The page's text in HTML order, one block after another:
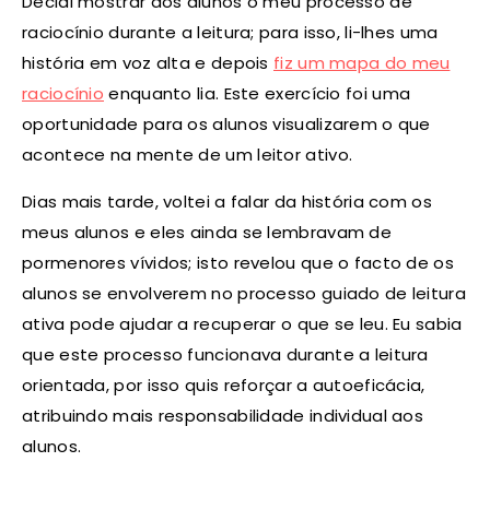
raciocínio durante a leitura; para isso, li-lhes uma
história em voz alta e depois fiz um mapa do meu
raciocínio enquanto lia. Este exercício foi uma
oportunidade para os alunos visualizarem o que
acontece na mente de um leitor ativo.
Dias mais tarde, voltei a falar da história com os
meus alunos e eles ainda se lembravam de
pormenores vívidos; isto revelou que o facto de os
alunos se envolverem no processo guiado de leitura
ativa pode ajudar a recuperar o que se leu. Eu sabia
que este processo funcionava durante a leitura
orientada, por isso quis reforçar a autoeficácia,
atribuindo mais responsabilidade individual aos
alunos.